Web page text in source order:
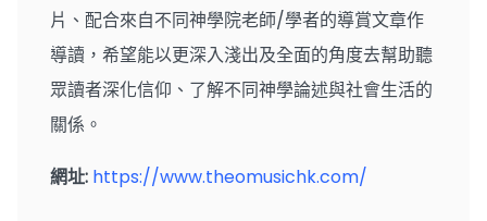
片、配合來自不同神學院老師/學者的導賞文章作
導讀，希望能以更深入淺出及全面的角度去幫助聽
眾讀者深化信仰、了解不同神學論述與社會生活的
關係。
網址: https://www.theomusichk.com/